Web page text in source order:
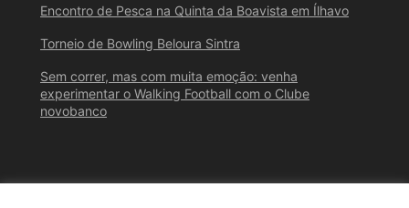
Encontro de Pesca na Quinta da Boavista em Ílhavo
Torneio de Bowling Beloura Sintra
Sem correr, mas com muita emoção: venha
experimentar o Walking Football com o Clube
novobanco